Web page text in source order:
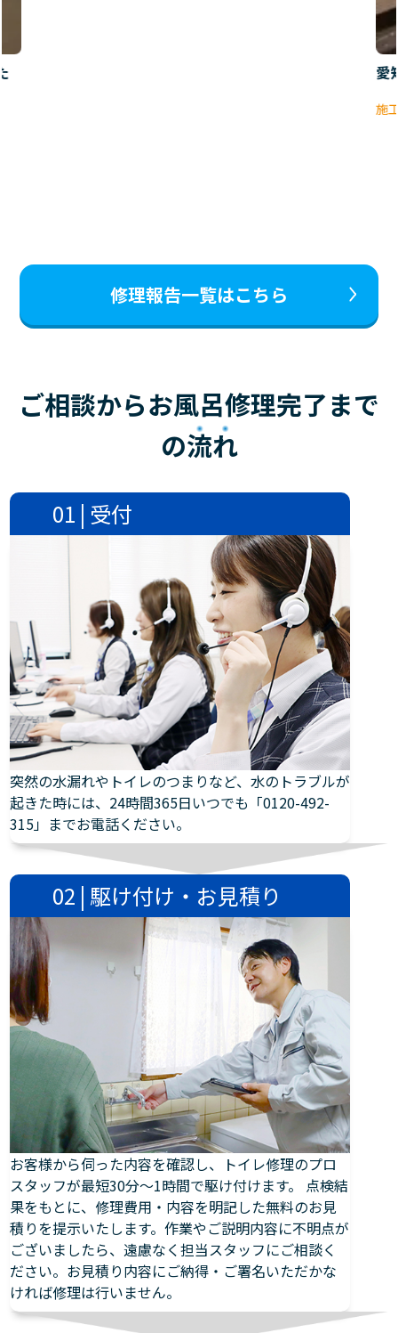
愛
施
修理報告一覧はこちら
ご相談からお風呂修理完了まで
の流れ
01 | 受付
突然の水漏れやトイレのつまりなど、水のトラブルが
起きた時には、24時間365日いつでも「0120-492-
315」までお電話ください。
02 | 駆け付け・お見積り
お客様から伺った内容を確認し、トイレ修理のプロ
スタッフが最短30分～1時間で駆け付けます。 点検結
果をもとに、修理費用・内容を明記した無料のお見
積りを提示いたします。作業やご説明内容に不明点が
ございましたら、遠慮なく担当スタッフにご相談く
ださい。お見積り内容にご納得・ご署名いただかな
ければ修理は行いません。